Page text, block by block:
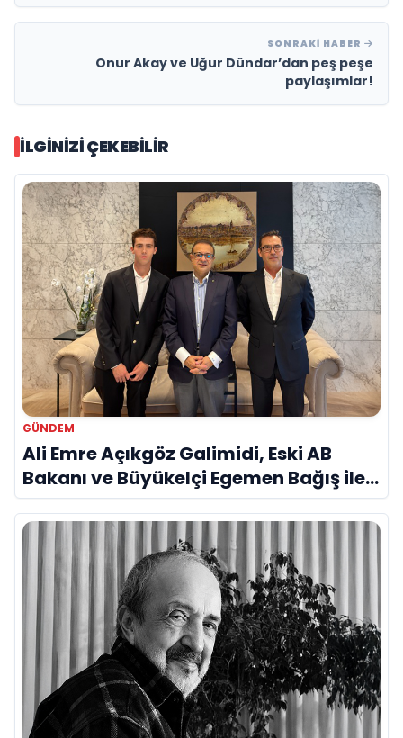
SONRAKI HABER
Onur Akay ve Uğur Dündar’dan peş peşe
paylaşımlar!
İLGINIZI ÇEKEBILIR
GÜNDEM
Ali Emre Açıkgöz Galimidi, Eski AB
Bakanı ve Büyükelçi Egemen Bağış ile
Bir Araya Geldi